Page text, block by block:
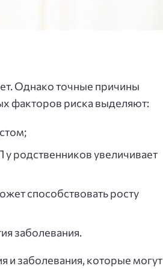
Однако точные причины
факторов риска выделяют:
родственников увеличивает
способствовать росту
заболевания.
и заболевания, которые могут